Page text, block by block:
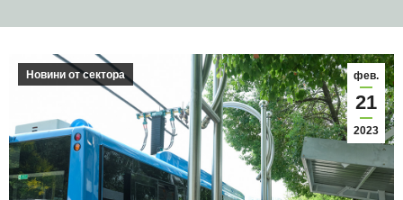
фев.
21
2023
Новини от сектора